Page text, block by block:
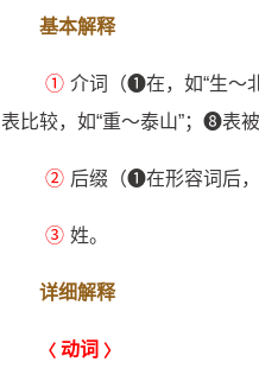
基本解释
① 介词（➊在，如“生～
表比较，如“重～泰山”；➑表被
② 后缀（➊在形容词后，
③ 姓。
详细解释
动词